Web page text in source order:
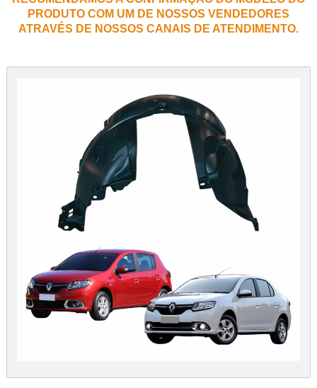
PRODUTO COM UM DE NOSSOS VENDEDORES
ATRAVÉS DE NOSSOS CANAIS DE ATENDIMENTO.